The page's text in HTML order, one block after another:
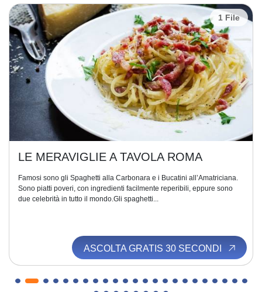
1 File
LE MERAVIGLIE A TAVOLA ROMA
Famosi sono gli Spaghetti alla Carbonara e i Bucatini all’Amatriciana.
Sono piatti poveri, con ingredienti facilmente reperibili, eppure sono
due celebrità in tutto il mondo.Gli spaghetti...
ASCOLTA GRATIS 30 SECONDI